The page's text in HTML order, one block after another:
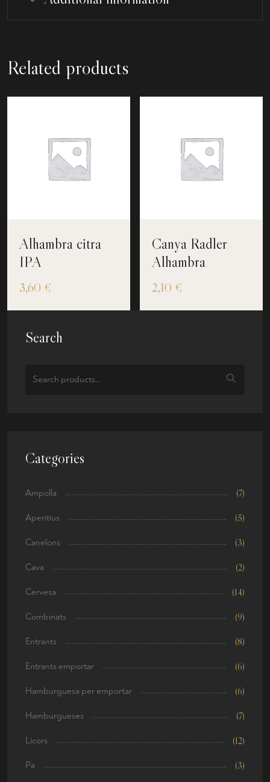
Related products
Alhambra citra
IPA
3,60 €
Canya Radler
Alhambra
2,10 €
Search
Categories
Ampolla (7)
Aperitius (5)
Canelons (3)
Cava (2)
Cervesa (14)
Combinats (9)
Entrants (8)
Entrants emportar (6)
Hamburguesa per emportar (6)
Hamburgueses (7)
Licors (12)
Pa (3)